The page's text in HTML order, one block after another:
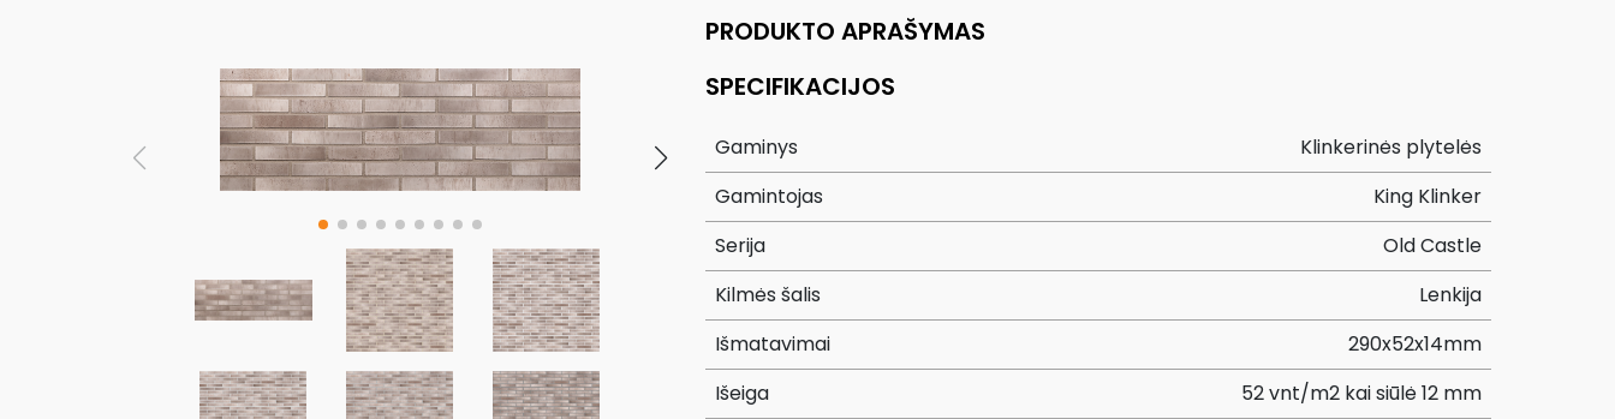
PRODUKTO APRAŠYMAS
SPECIFIKACIJOS
Gaminys
Klinkerinės plytelės
Gamintojas
King Klinker
Serija
Old Castle
Kilmės šalis
Lenkija
Išmatavimai
290x52x14mm
Išeiga
52 vnt/m2 kai siūlė 12 mm